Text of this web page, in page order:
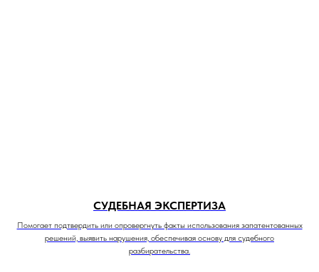
СУДЕБНАЯ ЭКСПЕРТИЗА
Помогает подтвердить или опровергнуть факты использования запатентованных
решений, выявить нарушения, обеспечивая основу для судебного
разбирательства.